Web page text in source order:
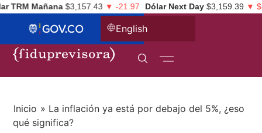
Mañana $3,157.43 ▼ -21.97 Dólar Next Day $3,159.39 ▼ $-
English
Inicio » La inflación ya está por debajo del 5%, ¿eso
qué significa?